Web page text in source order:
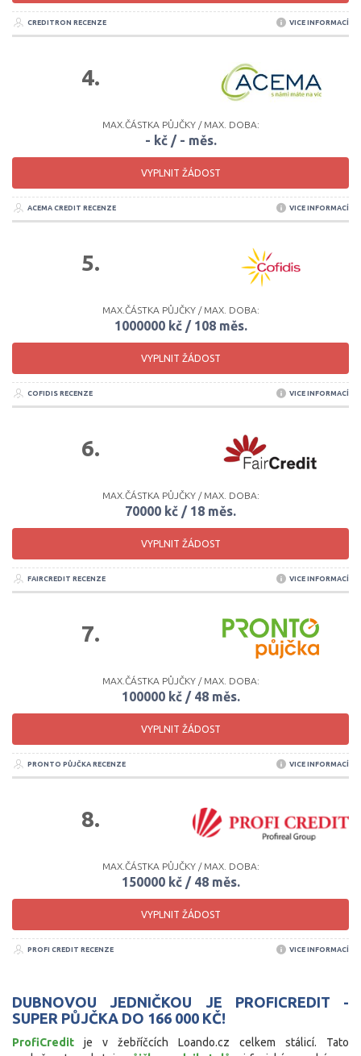
CREDITRON RECENZE VICE INFORMACÍ
4.
MAX.ČÁSTKA PŮJČKY / MAX. DOBA:
- kč / - měs.
VYPLNIT ŽÁDOST
ACEMA CREDIT RECENZE VICE INFORMACÍ
5.
MAX.ČÁSTKA PŮJČKY / MAX. DOBA:
1000000 kč / 108 měs.
VYPLNIT ŽÁDOST
COFIDIS RECENZE VICE INFORMACÍ
6.
MAX.ČÁSTKA PŮJČKY / MAX. DOBA:
70000 kč / 18 měs.
VYPLNIT ŽÁDOST
FAIRCREDIT RECENZE VICE INFORMACÍ
7.
MAX.ČÁSTKA PŮJČKY / MAX. DOBA:
100000 kč / 48 měs.
VYPLNIT ŽÁDOST
PRONTO PŮJČKA RECENZE VICE INFORMACÍ
8.
MAX.ČÁSTKA PŮJČKY / MAX. DOBA:
150000 kč / 48 měs.
VYPLNIT ŽÁDOST
PROFI CREDIT RECENZE VICE INFORMACÍ
DUBNOVOU JEDNIČKOU JE PROFICREDIT -
SUPER PŮJČKA DO 166 000 KČ!
ProfiCredit je v žebříčcích Loando.cz celkem stálicí. Tato